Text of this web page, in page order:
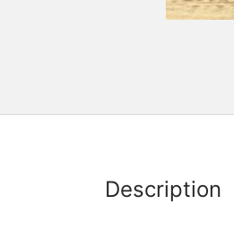
Description